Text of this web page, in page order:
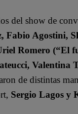
del show de
Fabio Agostini,
Romero (“El
Valentina
de distintas
Sergio Lagos y